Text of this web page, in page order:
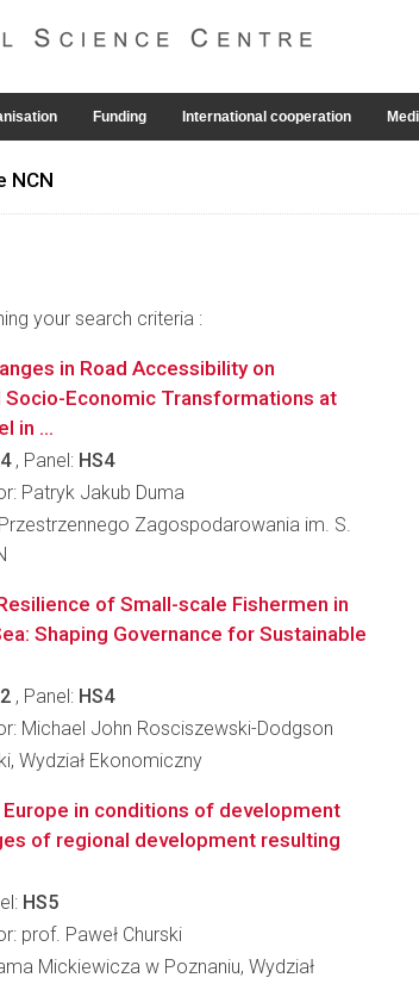
Funding International cooperation
NCN
your search criteria :
in Road Accessibility on
Socio-Economic Transformations at
in ...
, Panel: HS4
Patryk Jakub Duma
Zagospodarowania im. S.
of Small-scale Fishermen in
Shaping Governance for Sustainable
, Panel: HS4
Michael John Rosciszewski-Dodgson
Wydział Ekonomiczny
Europe in conditions of development
of regional development resulting
HS5
prof. Paweł Churski
Mickiewicza w Poznaniu, Wydział